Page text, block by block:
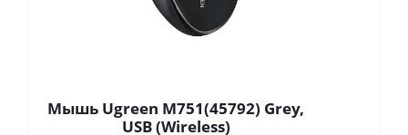
Мышь Ugreen M751(45792) Grey,
USB (Wireless)